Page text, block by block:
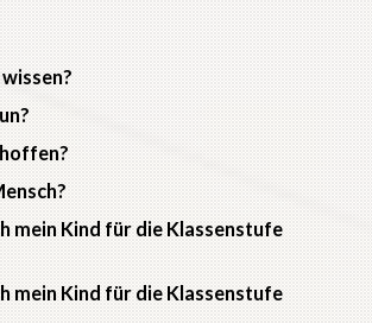
mein Kind für die Klassenstufe
mein Kind für die Klassenstufe